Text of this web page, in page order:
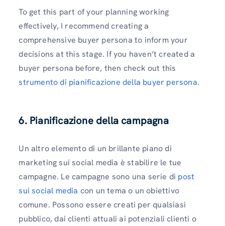
To get this part of your planning working
effectively, I recommend creating a
comprehensive buyer persona to inform your
decisions at this stage. If you haven’t created a
buyer persona before, then check out this
strumento di pianificazione della buyer persona.
6. Pianificazione della campagna
Un altro elemento di un brillante piano di
marketing sui social media è stabilire le tue
campagne. Le campagne sono una serie di post
sui social media con un tema o un obiettivo
comune. Possono essere creati per qualsiasi
pubblico, dai clienti attuali ai potenziali clienti o